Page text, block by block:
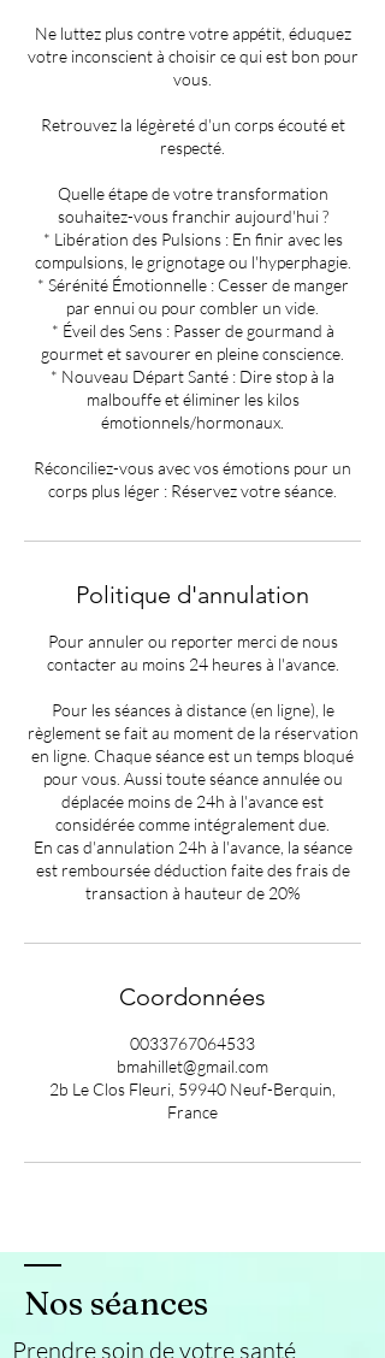
Ne luttez plus contre votre appétit, éduquez
votre inconscient à choisir ce qui est bon pour
vous.
Retrouvez la légèreté d'un corps écouté et
respecté.
Quelle étape de votre transformation
souhaitez-vous franchir aujourd'hui ?
* Libération des Pulsions : En finir avec les
compulsions, le grignotage ou l'hyperphagie.
* Sérénité Émotionnelle : Cesser de manger
par ennui ou pour combler un vide.
* Éveil des Sens : Passer de gourmand à
gourmet et savourer en pleine conscience.
* Nouveau Départ Santé : Dire stop à la
malbouffe et éliminer les kilos
émotionnels/hormonaux.
Réconciliez-vous avec vos émotions pour un
corps plus léger : Réservez votre séance.
Politique d'annulation
Pour annuler ou reporter merci de nous
contacter au moins 24 heures à l'avance.
Pour les séances à distance (en ligne), le
règlement se fait au moment de la réservation
en ligne. Chaque séance est un temps bloqué
pour vous. Aussi toute séance annulée ou
déplacée moins de 24h à l'avance est
considérée comme intégralement due.
En cas d'annulation 24h à l'avance, la séance
est remboursée déduction faite des frais de
transaction à hauteur de 20%
Coordonnées
0033767064533
bmahillet@gmail.com
2b Le Clos Fleuri, 59940 Neuf-Berquin,
France
Nos séances
Prendre soin de votre santé